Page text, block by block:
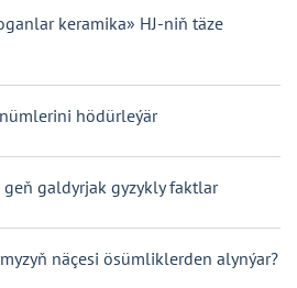
keramika» HJ-niň täze
hödürleýär
galdyrjak gyzykly faktlar
näçesi ösümliklerden alynýar?